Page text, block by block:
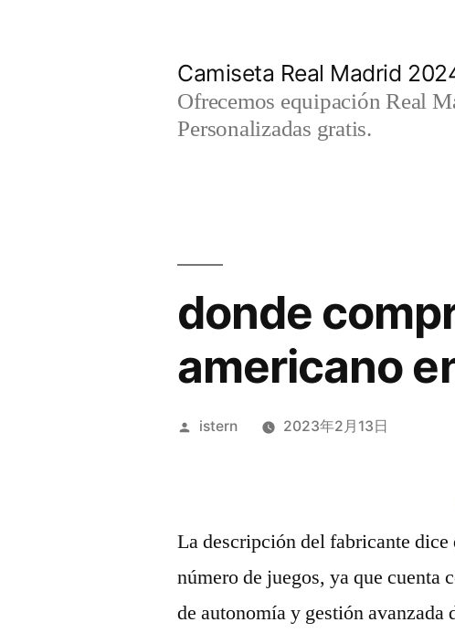
Camiseta Real Madrid
Ofrecemos equipación Real
Personalizadas gratis.
donde
americano
Publicado
istern 2023年2月13日
La descripción del fabricante
número de juegos, ya que cuenta
de autonomía y gestión avanzada